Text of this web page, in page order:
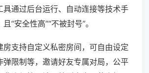
具通过后台运行、自动连接等技术手
“安全性高”“不被封号”。
房支持自定义私密房间，可自由设定
弹限制等，邀请好友专属对局，公平